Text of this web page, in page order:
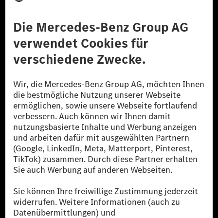
Datenschutz Lizenzhinweise Dritter Barrierefreiheit
© 2026 Mercedes-Benz Group AG. Alle Rechte vorbehalten.
[1] Bilanziell CO₂-neutral bedeutet, dass nicht vermiedene oder nicht
reduzierte CO₂-Emissionen bei der Mercedes-Benz Group durch
zertifizierte Ausgleichsprojekte kompensiert werden.
[2] Renewable Charging ist ein integraler Bestandteil von MB.CHARGE
Public in Europa, den USA, Kanada und China. Sofern an der jeweiligen
Ladestation noch kein Strom aus erneuerbaren Energien vorliegt,
verwendet Renewable Charging Grünstromzertifikate*. Diese stellen
sicher, dass für Ladevorgänge über MB.CHARGE Public eine äquivalente
Strommenge aus erneuerbaren Energien ins Stromnetz eingespeist wird.
als sechs Jahre sind.
* Inkl. EKOenergy Ökolabel
* Die angegebenen Werte wurden nach dem vorgeschriebenen